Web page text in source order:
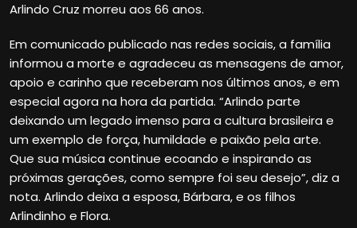
Arlindo Cruz morreu aos 66 anos.
Em comunicado publicado nas redes sociais, a família
informou a morte e agradeceu as mensagens de amor,
apoio e carinho que receberam nos últimos anos, e em
especial agora na hora da partida. “Arlindo parte
deixando um legado imenso para a cultura brasileira e
um exemplo de força, humildade e paixão pela arte.
Que sua música continue ecoando e inspirando as
próximas gerações, como sempre foi seu desejo”, diz a
nota. Arlindo deixa a esposa, Bárbara, e os filhos
Arlindinho e Flora.